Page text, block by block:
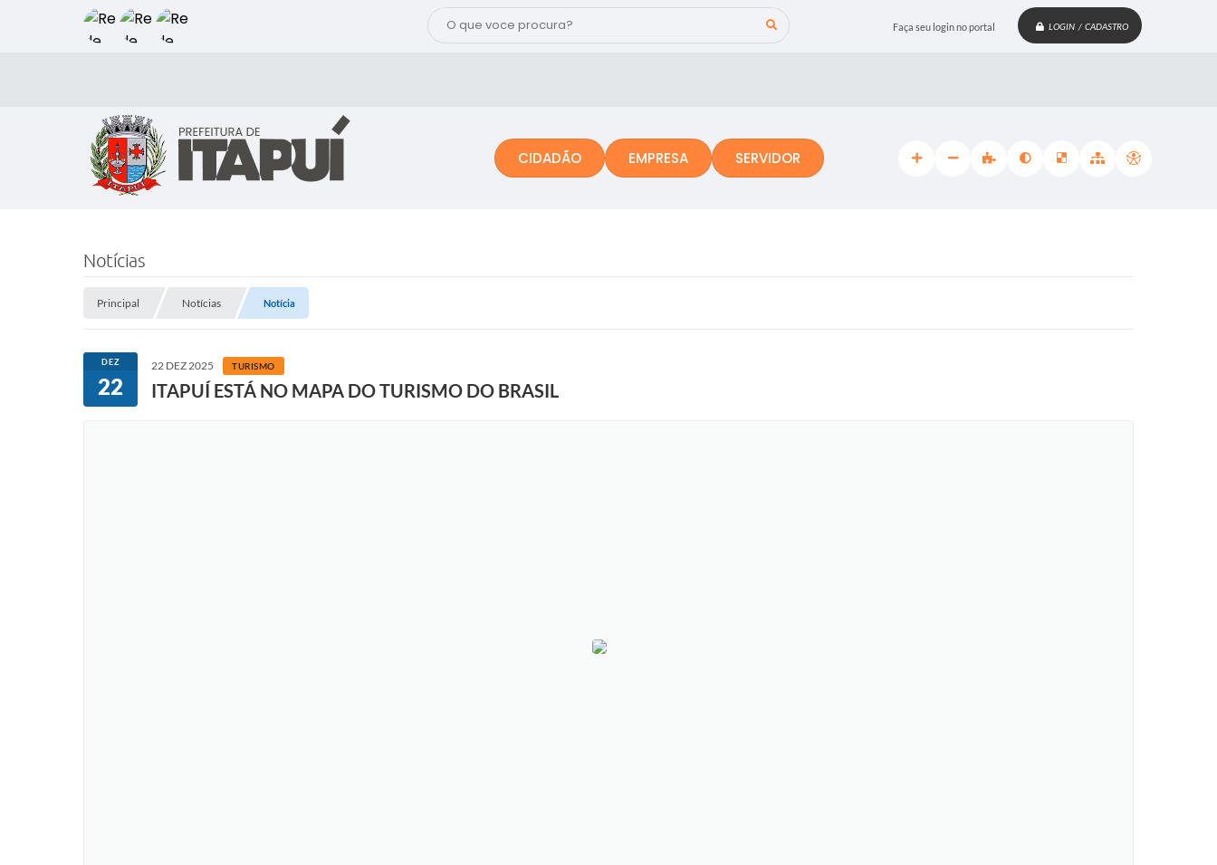
Faça seu login no portal LOGIN / CADASTRO
CIDADÃO EMPRESA SERVIDOR
Notícias
Principal Notícias Notícia
DEZ
22
22 DEZ 2025 TURISMO
ITAPUÍ ESTÁ NO MAPA DO TURISMO DO BRASIL